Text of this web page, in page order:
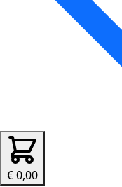
€ 0,00